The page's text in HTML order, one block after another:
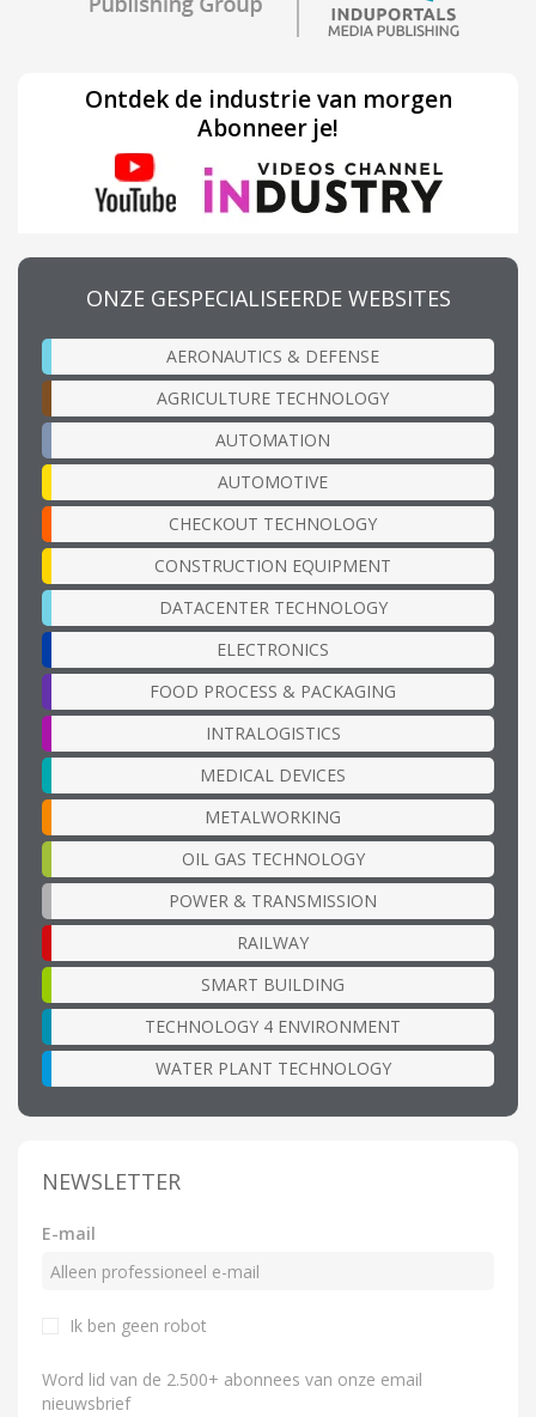
Ontdek de industrie van morgen
Abonneer je!
ONZE GESPECIALISEERDE WEBSITES
AERONAUTICS & DEFENSE
AGRICULTURE TECHNOLOGY
AUTOMATION
AUTOMOTIVE
CHECKOUT TECHNOLOGY
CONSTRUCTION EQUIPMENT
DATACENTER TECHNOLOGY
ELECTRONICS
FOOD PROCESS & PACKAGING
INTRALOGISTICS
MEDICAL DEVICES
METALWORKING
OIL GAS TECHNOLOGY
POWER & TRANSMISSION
RAILWAY
SMART BUILDING
TECHNOLOGY 4 ENVIRONMENT
WATER PLANT TECHNOLOGY
NEWSLETTER
E-mail
Ik ben geen robot
Word lid van de 2.500+ abonnees van onze email
nieuwsbrief